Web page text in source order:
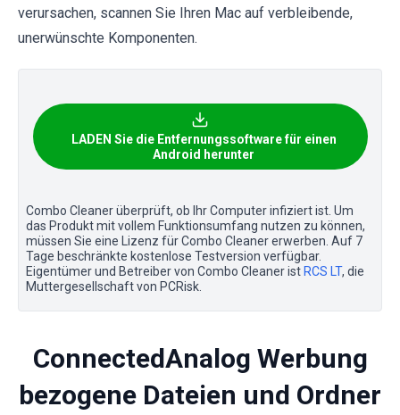
verursachen, scannen Sie Ihren Mac auf verbleibende,
unerwünschte Komponenten.
LADEN Sie die Entfernungssoftware für einen
Android herunter
Combo Cleaner überprüft, ob Ihr Computer infiziert ist. Um
das Produkt mit vollem Funktionsumfang nutzen zu können,
müssen Sie eine Lizenz für Combo Cleaner erwerben. Auf 7
Tage beschränkte kostenlose Testversion verfügbar.
Eigentümer und Betreiber von Combo Cleaner ist RCS LT, die
Muttergesellschaft von PCRisk.
ConnectedAnalog Werbung
bezogene Dateien und Ordner